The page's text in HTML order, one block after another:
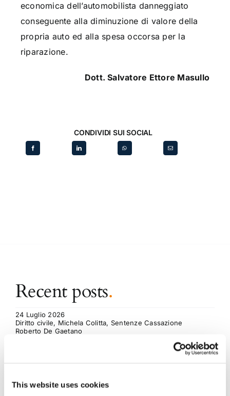
This website uses cookies
economica dell’automobilista danneggiato
conseguente alla diminuzione di valore della
propria auto ed alla spesa occorsa per la
riparazione.
Dott. Salvatore Ettore Masullo
CONDIVIDI SUI SOCIAL
Recent posts.
24 Luglio 2026
Diritto civile, Michela Colitta, Sentenze Cassazione
Roberto De Gaetano